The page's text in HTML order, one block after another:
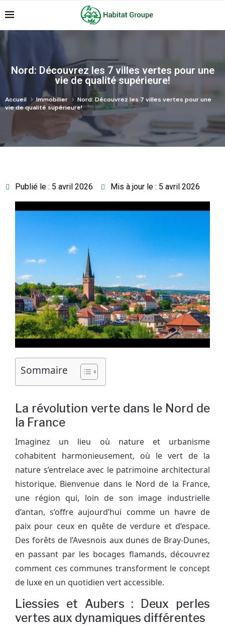
Nord: Découvrez les 7 villes vertes pour une
vie de qualité supérieure!
Accueil Immobilier
Nord: Découvrez les 7 villes vertes pour une
vie de qualité supérieure!
Publié le : 5 avril 2026 Mis à jour le : 5 avril 2026
Sommaire
La révolution verte dans le Nord de
la France
Imaginez un lieu où nature et urbanisme
cohabitent harmonieusement, où le vert de la
nature s’entrelace avec le patrimoine architectural
historique. Bienvenue dans le Nord de la France,
une région qui, loin de son image industrielle
d’antan, s’offre aujourd’hui comme un havre de
paix pour ceux en quête de verdure et d’espace.
Des forêts de l’Avesnois aux dunes de Bray-Dunes,
en passant par les bocages flamands, découvrez
comment ces communes transforment le concept
de luxe en un quotidien vert accessible.
Liessies et Aubers : Deux perles
vertes aux dynamiques différentes